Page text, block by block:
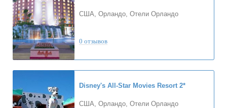
США, Орландо, Отели Орландо
0 отзывов
Disney's All-Star Movies Resort 2*
США, Орландо, Отели Орландо